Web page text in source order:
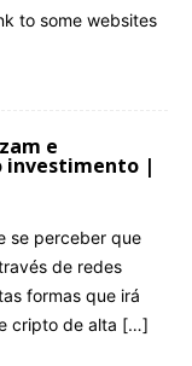
to some websites
e
investimento |
se perceber que
de redes
formas que irá
cripto de alta […]